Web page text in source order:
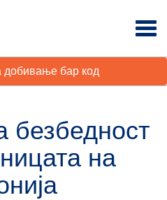
добивање бар код
безбедност
на